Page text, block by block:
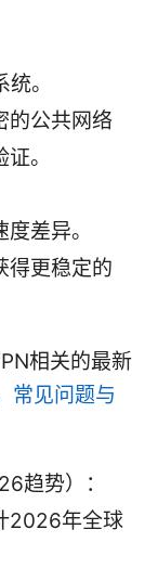
。
的公共网络
。
差异。
得更稳定的
相关的最新
常见问题与
趋势）：
2026年全球